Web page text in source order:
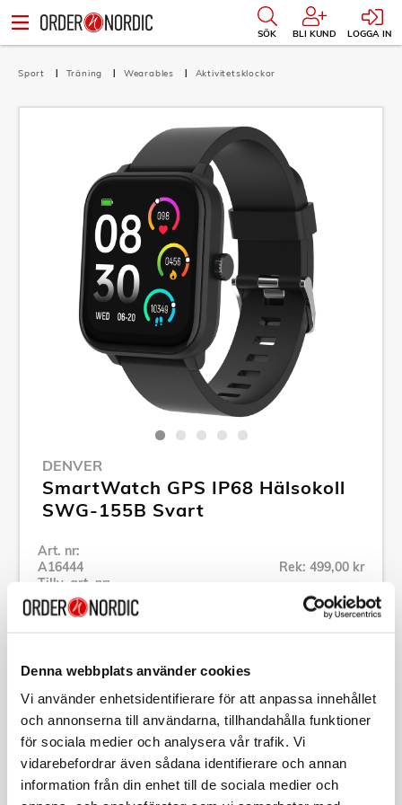
Denna webbplats använder cookies
Vi använder enhetsidentifierare för att anpassa innehållet
och annonserna till användarna, tillhandahålla funktioner
för sociala medier och analysera vår trafik. Vi
vidarebefordrar även sådana identifierare och annan
information från din enhet till de sociala medier och
SÖK BLI KUND LOGGA IN
Sport Träning Wearables Aktivitetsklockor
DENVER
SmartWatch GPS IP68 Hälsokoll
SWG-155B Svart
Art. nr:
A16444
Tillv. art. nr:
SWG-155B
Rek: 499,00 kr
Se alla produkter inom Denver
Specifikation
Beskrivning
A16444